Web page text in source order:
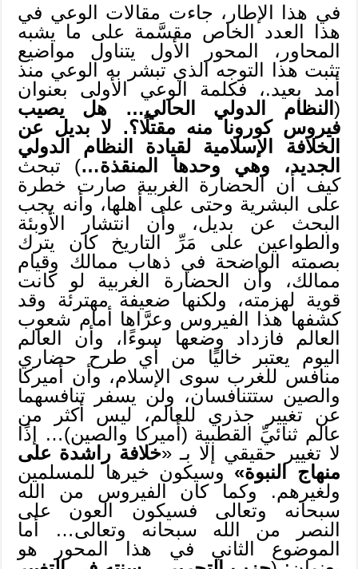
في هذا الإطار، جاءت مقالات الوعي في
هذا العدد الخاص مقسَّمة على ما يشبه
المحاور، المحور الأول يتناول مواضيع
تثبت هذا التوجه الذي تبشر به الوعي منذ
أمد بعيد.، فكلمة الوعي الأولى بعنوان
( النظام الدولي الحالي… هل يصيب
فيروس كورونا منه مقتلًا؟. لا بديل عن
الخلافة الإسلامية لقيادة النظام الدولي
الجديد، وهي وحدها المنقذة…) تبحث
كيف أن الحضارة الغربية صارت خطرة
على البشرية وحتى على أهلها، وأنه يجب
البحث عن بديل، وأن انتشار الأوبئة
والطواعين على مَرِّ التاريخ كان يترك
بصمته الواضحة في ذهاب ممالك وقيام
ممالك، وأن الحضارة الغربية لو كانت
قوية لهزمته، ولكنها ضعيفة مهترئة وقد
كشفها هذا الفيروس وعرَّاها أمام شعوب
العالم فازداد وضعها سوءًا، وأن العالم
اليوم يعتبر خاليًا من أي طرح حضاري
منافس للغرب سوى الإسلام، وأن أميركا
والصين ستتنافسان، ولن يسفر تنافسهما
عن تغيير جذري للعالم، ليس أكثر من
عالم ثنائيِّ القطبية (أميركا والصين)… إذًا
لا تغيير حقيقي إلا بـ «خلافة راشدة على
منهاج النبوة» وسيكون خيرها للمسلمين
ولغيرهم. وكما كان الفيروس من الله
سبحانه وتعالى فسيكون العون على
النصر من الله سبحانه وتعالى… أما
الموضوع الثاني في هذا المحور هو